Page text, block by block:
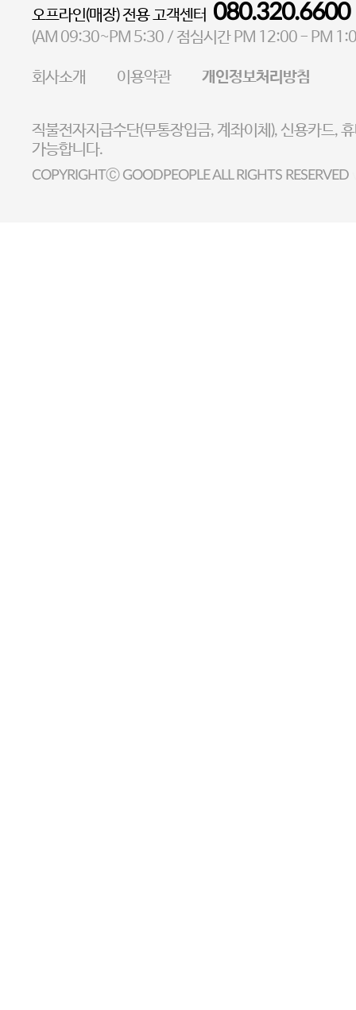
통신판매업 신고번호 2023-서울마포-3931호
사업자등록번호 105-81-58242
FAX 02-6380-5020
사업자정보확인
이니시스 에스크로 서비스확
오프라인(매장) 전용 고객센터 080.320.6600
(AM 09:30~PM 5:30 / 점심시간 PM 12:00 - PM
회사소개 이용약관 개인정보처리방침
직불전자지급수단(무통장입금, 계좌이체), 신용카드,
가능합니다.
COPYRIGHTⒸ GOODPEOPLE ALL RIGHTS RESERVED